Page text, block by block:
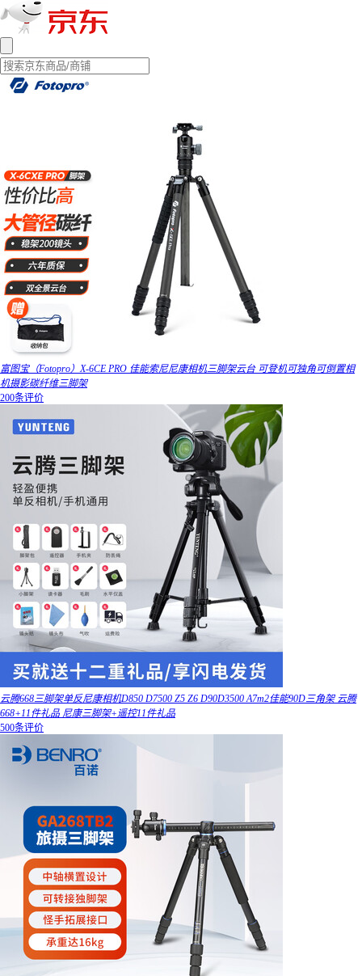
富图宝（Fotopro）X-6CE PRO 佳能索尼尼康相机三脚架云台 可登机可独角可倒置相
机摄影碳纤维三脚架
200条评价
云腾668三脚架单反尼康相机D850 D7500 Z5 Z6 D90D3500 A7m2佳能90D三角架 云腾
668+11件礼品 尼康三脚架+遥控11件礼品
500条评价